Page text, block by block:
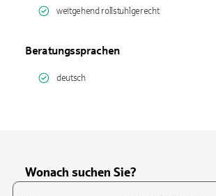
weitgehend rollstuhlgerecht
Beratungssprachen
deutsch
Wonach suchen Sie?
Suchfeld